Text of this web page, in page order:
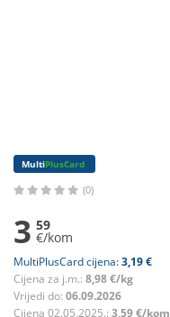
MultiPlusCard
(0)
3 59
€/kom
MultiPlusCard cijena:3,19 €
Cijena za j.m.: 8,98 €/kg
Vrijedi do: 06.09.2026
Cijena 02.05.2025.: 3,59 €/kom